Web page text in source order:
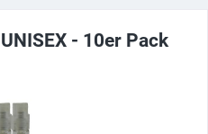
- 10er Pack